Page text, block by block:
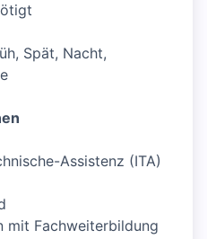
Spät, Nacht,
Assistenz (ITA)
mit Fachweiterbildung